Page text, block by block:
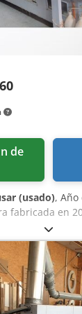
(usado),
fabricada en
automático
ordenador y
de pieza de
de